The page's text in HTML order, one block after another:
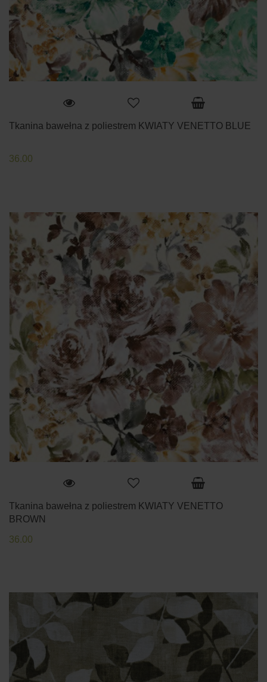
Tkanina bawełna z poliestrem KWIATY VENETTO BLUE
36.00
Tkanina bawełna z poliestrem KWIATY VENETTO
BROWN
36.00